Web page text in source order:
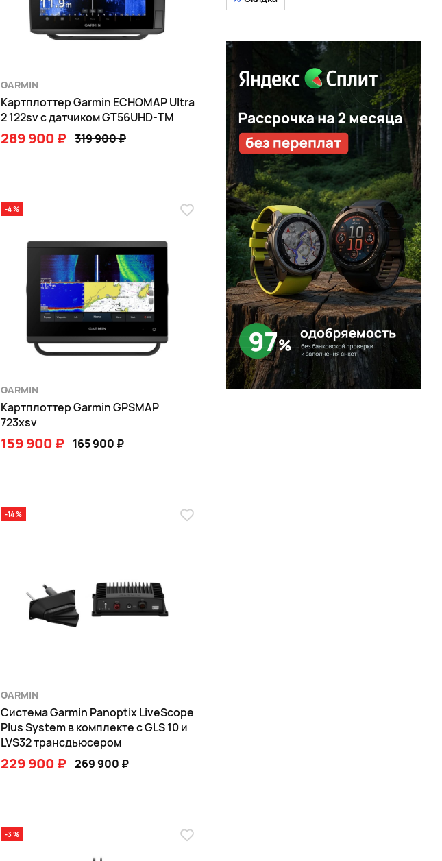
GARMIN
Картплоттер Garmin ECHOMAP Ultra
2 122sv с датчиком GT56UHD-TM
289 900 ₽ 319 900 ₽
-4 %
GARMIN
Картплоттер Garmin GPSMAP
723xsv
159 900 ₽ 165 900 ₽
-14 %
GARMIN
Система Garmin Panoptix LiveScope
Plus System в комплекте с GLS 10 и
LVS32 трансдьюсером
229 900 ₽ 269 900 ₽
-3 %